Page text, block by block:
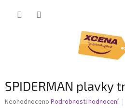
SPIDERMAN plavky
Průměrné
Neohodnoceno Podrobnosti hodnocení